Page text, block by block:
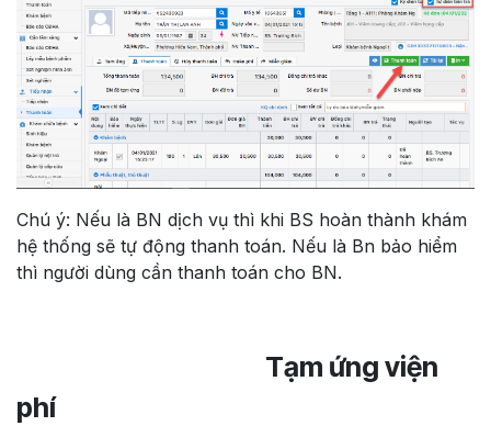
Chú ý: Nếu là BN dịch vụ thì khi BS hoàn thành khám
hệ thống sẽ tự động thanh toán. Nếu là Bn bảo hiểm
thì người dùng cần thanh toán cho BN.
Tạm ứng viện
phí